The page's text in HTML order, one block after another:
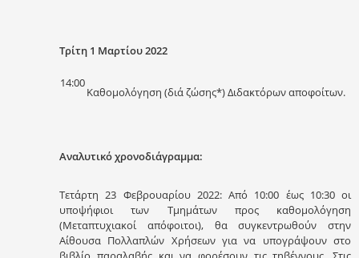
Τρίτη 1 Μαρτίου 2022
14:00
Καθομολόγηση (διά ζώσης*) Διδακτόρων αποφοίτων.
Αναλυτικό χρονοδιάγραμμα:
Τετάρτη 23 Φεβρουαρίου 2022: Από 10:00 έως 10:30 οι
υποψήφιοι των Τμημάτων προς καθομολόγηση
(Μεταπτυχιακοί απόφοιτοι), θα συγκεντρωθούν στην
Αίθουσα Πολλαπλών Χρήσεων για να υπογράψουν στο